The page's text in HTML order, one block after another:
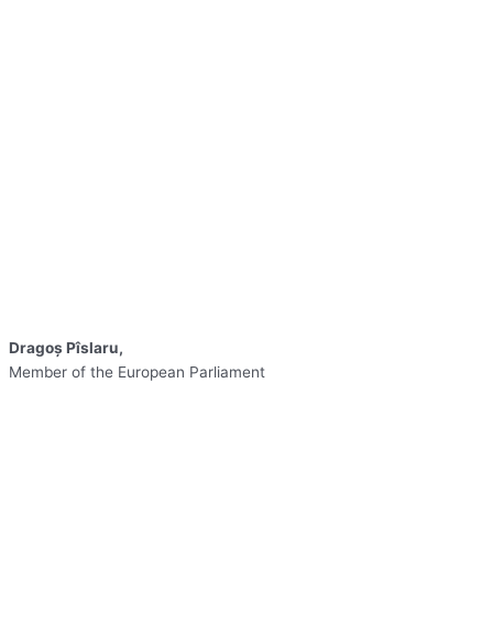
Dragoş Pîslaru,
Member of the European Parliament